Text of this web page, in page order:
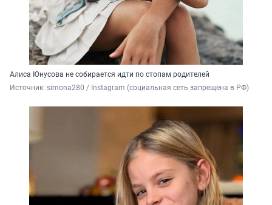
Алиса Юнусова не собирается идти по стопам родителей
Источник: simona280 / Instagram (социальная сеть запрещена в РФ)